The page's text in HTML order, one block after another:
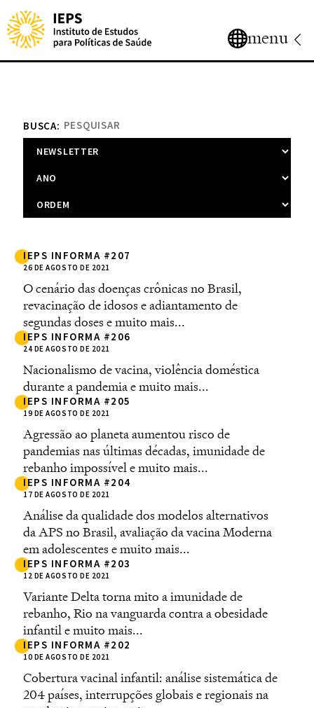
menu
BUSCA:
IEPS INFORMA #207
26 DE AGOSTO DE 2021
O cenário das doenças crônicas no Brasil,
revacinação de idosos e adiantamento de
segundas doses e muito mais...
IEPS INFORMA #206
24 DE AGOSTO DE 2021
Nacionalismo de vacina, violência doméstica
durante a pandemia e muito mais...
IEPS INFORMA #205
19 DE AGOSTO DE 2021
Agressão ao planeta aumentou risco de
pandemias nas últimas décadas, imunidade de
rebanho impossível e muito mais...
IEPS INFORMA #204
17 DE AGOSTO DE 2021
Análise da qualidade dos modelos alternativos
da APS no Brasil, avaliação da vacina Moderna
em adolescentes e muito mais...
IEPS INFORMA #203
12 DE AGOSTO DE 2021
Variante Delta torna mito a imunidade de
rebanho, Rio na vanguarda contra a obesidade
infantil e muito mais...
IEPS INFORMA #202
10 DE AGOSTO DE 2021
Cobertura vacinal infantil: análise sistemática de
204 países, interrupções globais e regionais na